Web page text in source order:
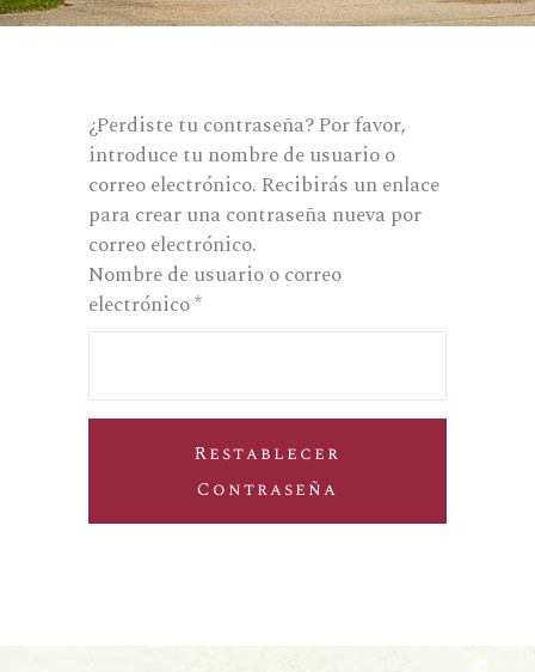
¿Perdiste tu contraseña? Por favor,
introduce tu nombre de usuario o
correo electrónico. Recibirás un enlace
para crear una contraseña nueva por
correo electrónico.
Nombre de usuario o correo
electrónico*Obligatorio
Restablecer
Contraseña